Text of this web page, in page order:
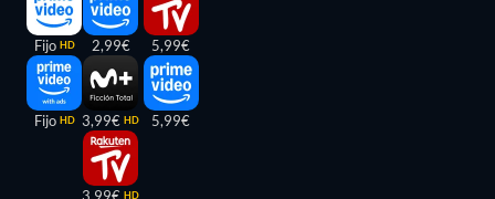
Fijo HD
Fijo HD
2,99€
3,99€ HD
3,99€ HD
5,99€
5,99€